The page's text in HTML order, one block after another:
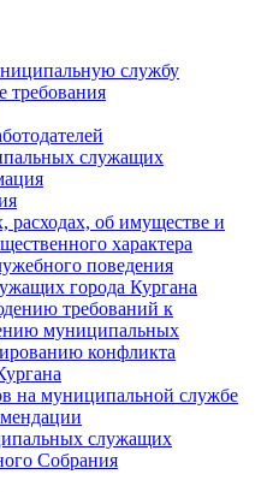
службу
требования
служащих
расходах, об имуществе и
характера
поведения
города Кургана
требований к
муниципальных
конфликта
на муниципальной службе
служащих
Cобрания